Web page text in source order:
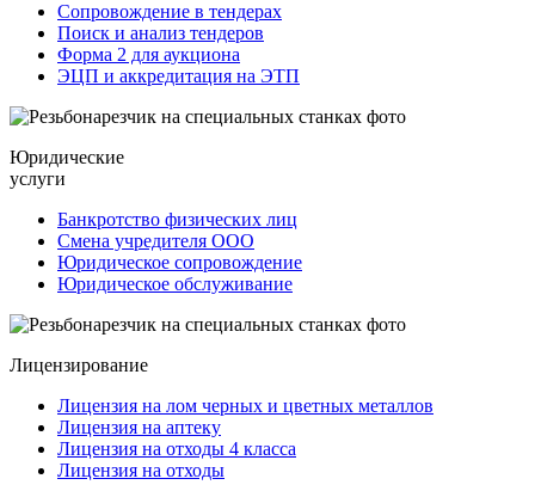
Сопровождение в тендерах
Поиск и анализ тендеров
Форма 2 для аукциона
ЭЦП и аккредитация на ЭТП
Юридические
услуги
Банкротство физических лиц
Смена учредителя ООО
Юридическое сопровождение
Юридическое обслуживание
Лицензирование
Лицензия на лом черных и цветных металлов
Лицензия на аптеку
Лицензия на отходы 4 класса
Лицензия на отходы